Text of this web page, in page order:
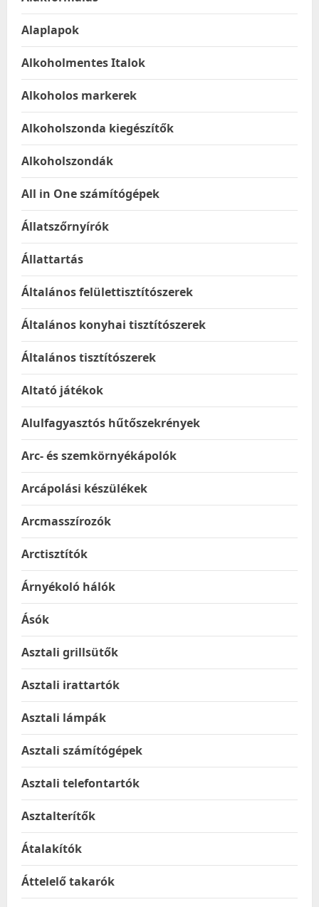
Alaplapok
Alkoholmentes Italok
Alkoholos markerek
Alkoholszonda kiegészítők
Alkoholszondák
All in One számítógépek
Állatszőrnyírók
Állattartás
Általános felülettisztítószerek
Általános konyhai tisztítószerek
Általános tisztítószerek
Altató játékok
Alulfagyasztós hűtőszekrények
Arc- és szemkörnyékápolók
Arcápolási készülékek
Arcmasszírozók
Arctisztítók
Árnyékoló hálók
Ásók
Asztali grillsütők
Asztali irattartók
Asztali lámpák
Asztali számítógépek
Asztali telefontartók
Asztalterítők
Átalakítók
Áttelelő takarók